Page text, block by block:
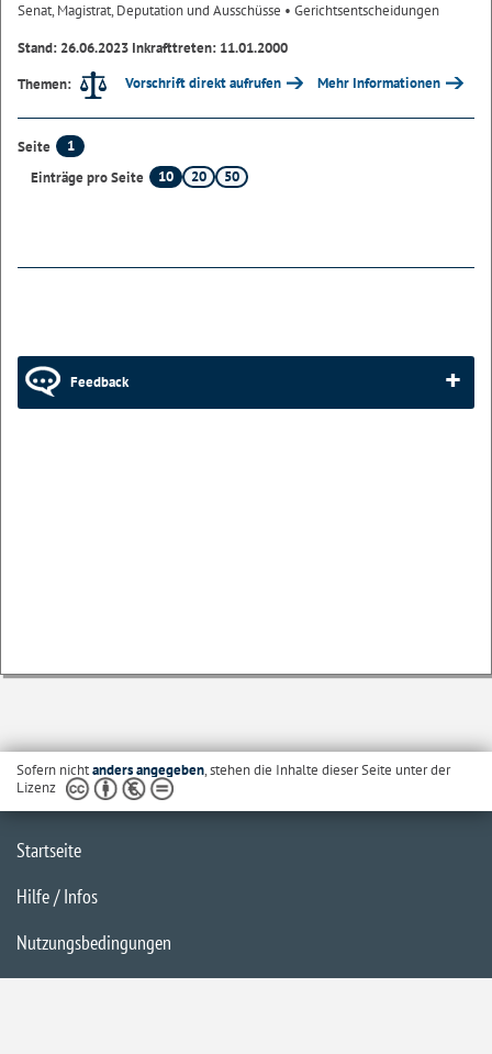
Senat, Magistrat, Deputation und Ausschüsse • Gerichtsentscheidungen
Stand: 26.06.2023 Inkrafttreten: 11.01.2000
Themen:
Vorschrift direkt aufrufen Mehr Informationen
Seite
1
Einträge pro Seite
10 20 50
Feedback
Sofern nichtanders angegeben, stehen die Inhalte dieser Seite unter der
Lizenz
Startseite
Hilfe / Infos
Nutzungsbedingungen